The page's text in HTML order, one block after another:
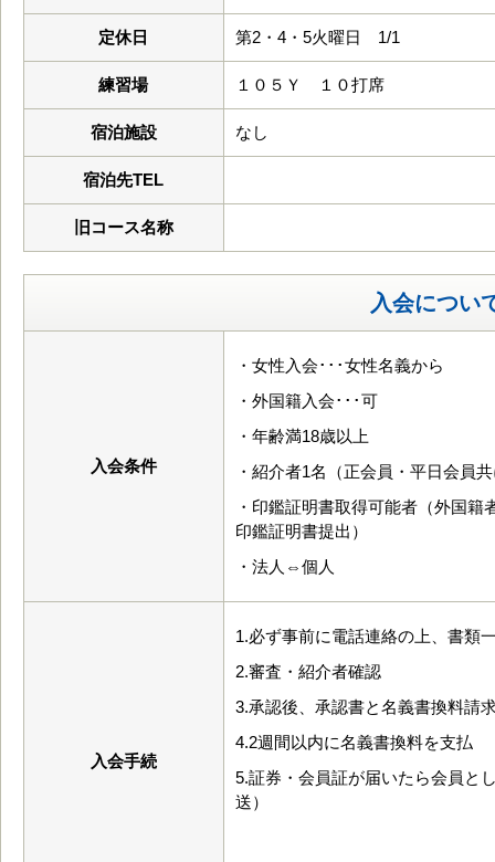
定休日 第2・4・5火曜日 1/1
練習場 １０５Ｙ １０打席
宿泊施設 なし
宿泊先TEL
旧コース名称
入会につい
入会条件
・女性入会･･･女性名義から
・外国籍入会･･･可
・年齢満18歳以上
・紹介者1名（正会員・平日会員
・印鑑証明書取得可能者（外国
印鑑証明書提出）
・法人⇔個人
入会手続
1.必ず事前に電話連絡の上、書類
2.審査・紹介者確認
3.承認後、承認書と名義書換料請
4.2週間以内に名義書換料を支払
5.証券・会員証が届いたら会員と
送）